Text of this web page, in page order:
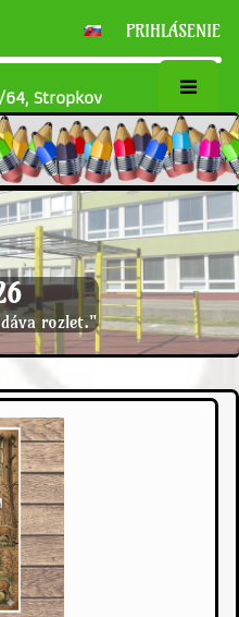
PRIHLÁSENIE
64, Stropkov
rozlet."